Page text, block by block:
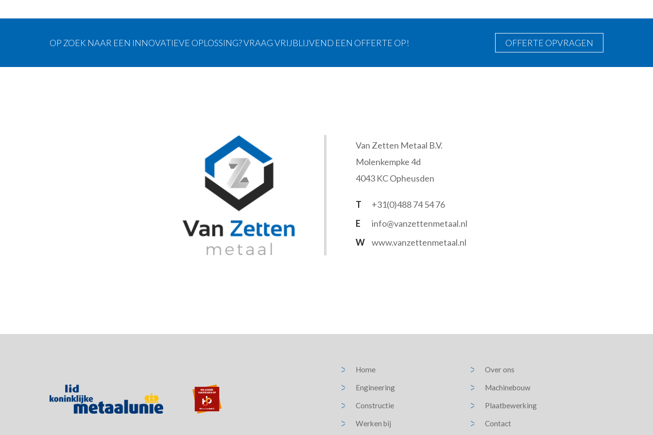
OP ZOEK NAAR EEN INNOVATIEVE OPLOSSING? VRAAG VRIJBLIJVEND EEN OFFERTE OP! OFFERTE OPVRAGEN
Van Zetten Metaal B.V.
Molenkempke 4d
4043 KC Opheusden
T
+31(0)488 74 54 76
E
info@vanzettenmetaal.nl
W
www.vanzettenmetaal.nl
Home Over ons
Engineering Machinebouw
Constructie Plaatbewerking
Werken bij Contact